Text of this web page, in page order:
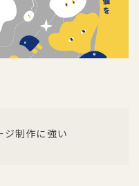
ジ制作に強い